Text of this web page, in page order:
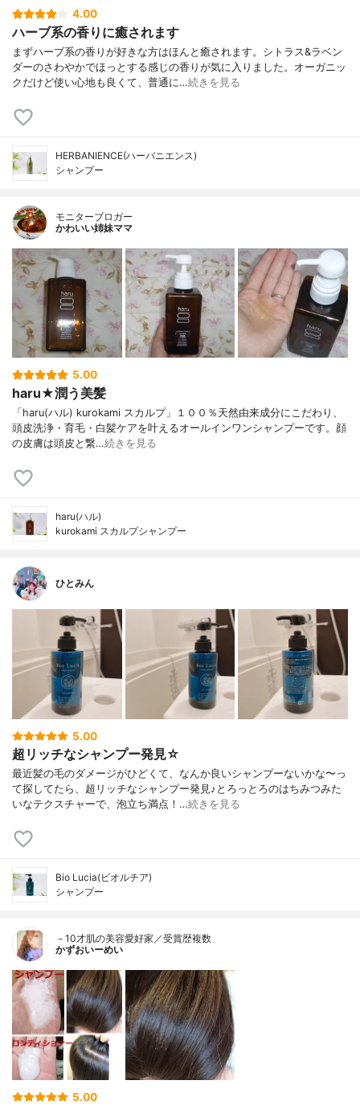
4.00
ハーブ系の香りに癒されます
まずハーブ系の香りが好きな方はほんと癒されます。シトラス&ラベン
ダーのさわやかでほっとする感じの香りが気に入りました。オーガニッ
クだけど使い心地も良くて、普通に…続きを見る
HERBANIENCE(ハーバニエンス)
シャンプー
モニターブロガー
かわいい姉妹ママ
5.00
haru★潤う美髪
「haru(ハル) kurokami スカルプ」１００％天然由来成分にこだわり、
頭皮洗浄・育毛・白髪ケアを叶えるオールインワンシャンプーです。顔
の皮膚は頭皮と繋…続きを見る
haru(ハル)
kurokami スカルプシャンプー
ひとみん
5.00
超リッチなシャンプー発見☆
最近髪の毛のダメージがひどくて、なんか良いシャンプーないかな〜っ
て探してたら、超リッチなシャンプー発見♪とろっとろのはちみつみた
いなテクスチャーで、泡立ち満点！…続きを見る
Bio Lucia(ビオルチア)
シャンプー
－10才肌の美容愛好家／受賞歴複数
かずおいーめい
5.00